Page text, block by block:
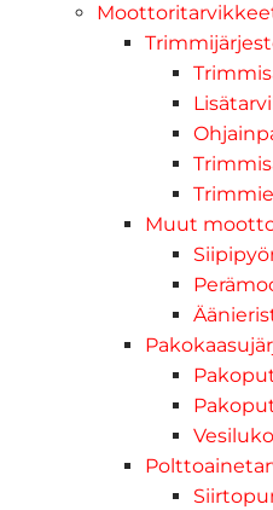
Muut